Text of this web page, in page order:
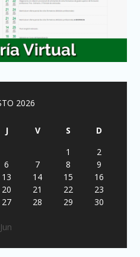
2026
J V S
D
1
2
6 7 8
9
13 14 15
16
20 21 22
23
27 28 29
30